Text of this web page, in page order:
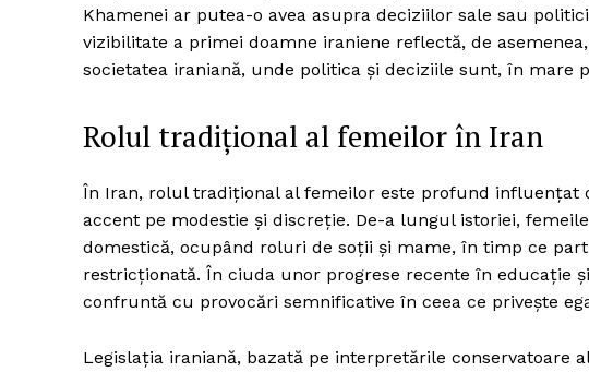
Khamenei ar putea-o avea asupra deciziilor sale sau
vizibilitate a primei doamne iraniene reflectă, de
societatea iraniană, unde politica și deciziile sunt, în mare
Rolul tradițional al femeilor în Iran
În Iran, rolul tradițional al femeilor este profund influențat
accent pe modestie și discreție. De-a lungul istoriei,
domestică, ocupând roluri de soții și mame, în timp ce
restricționată. În ciuda unor progrese recente în educație
confruntă cu provocări semnificative în ceea ce privește
Legislația iraniană, bazată pe interpretările conservatoare